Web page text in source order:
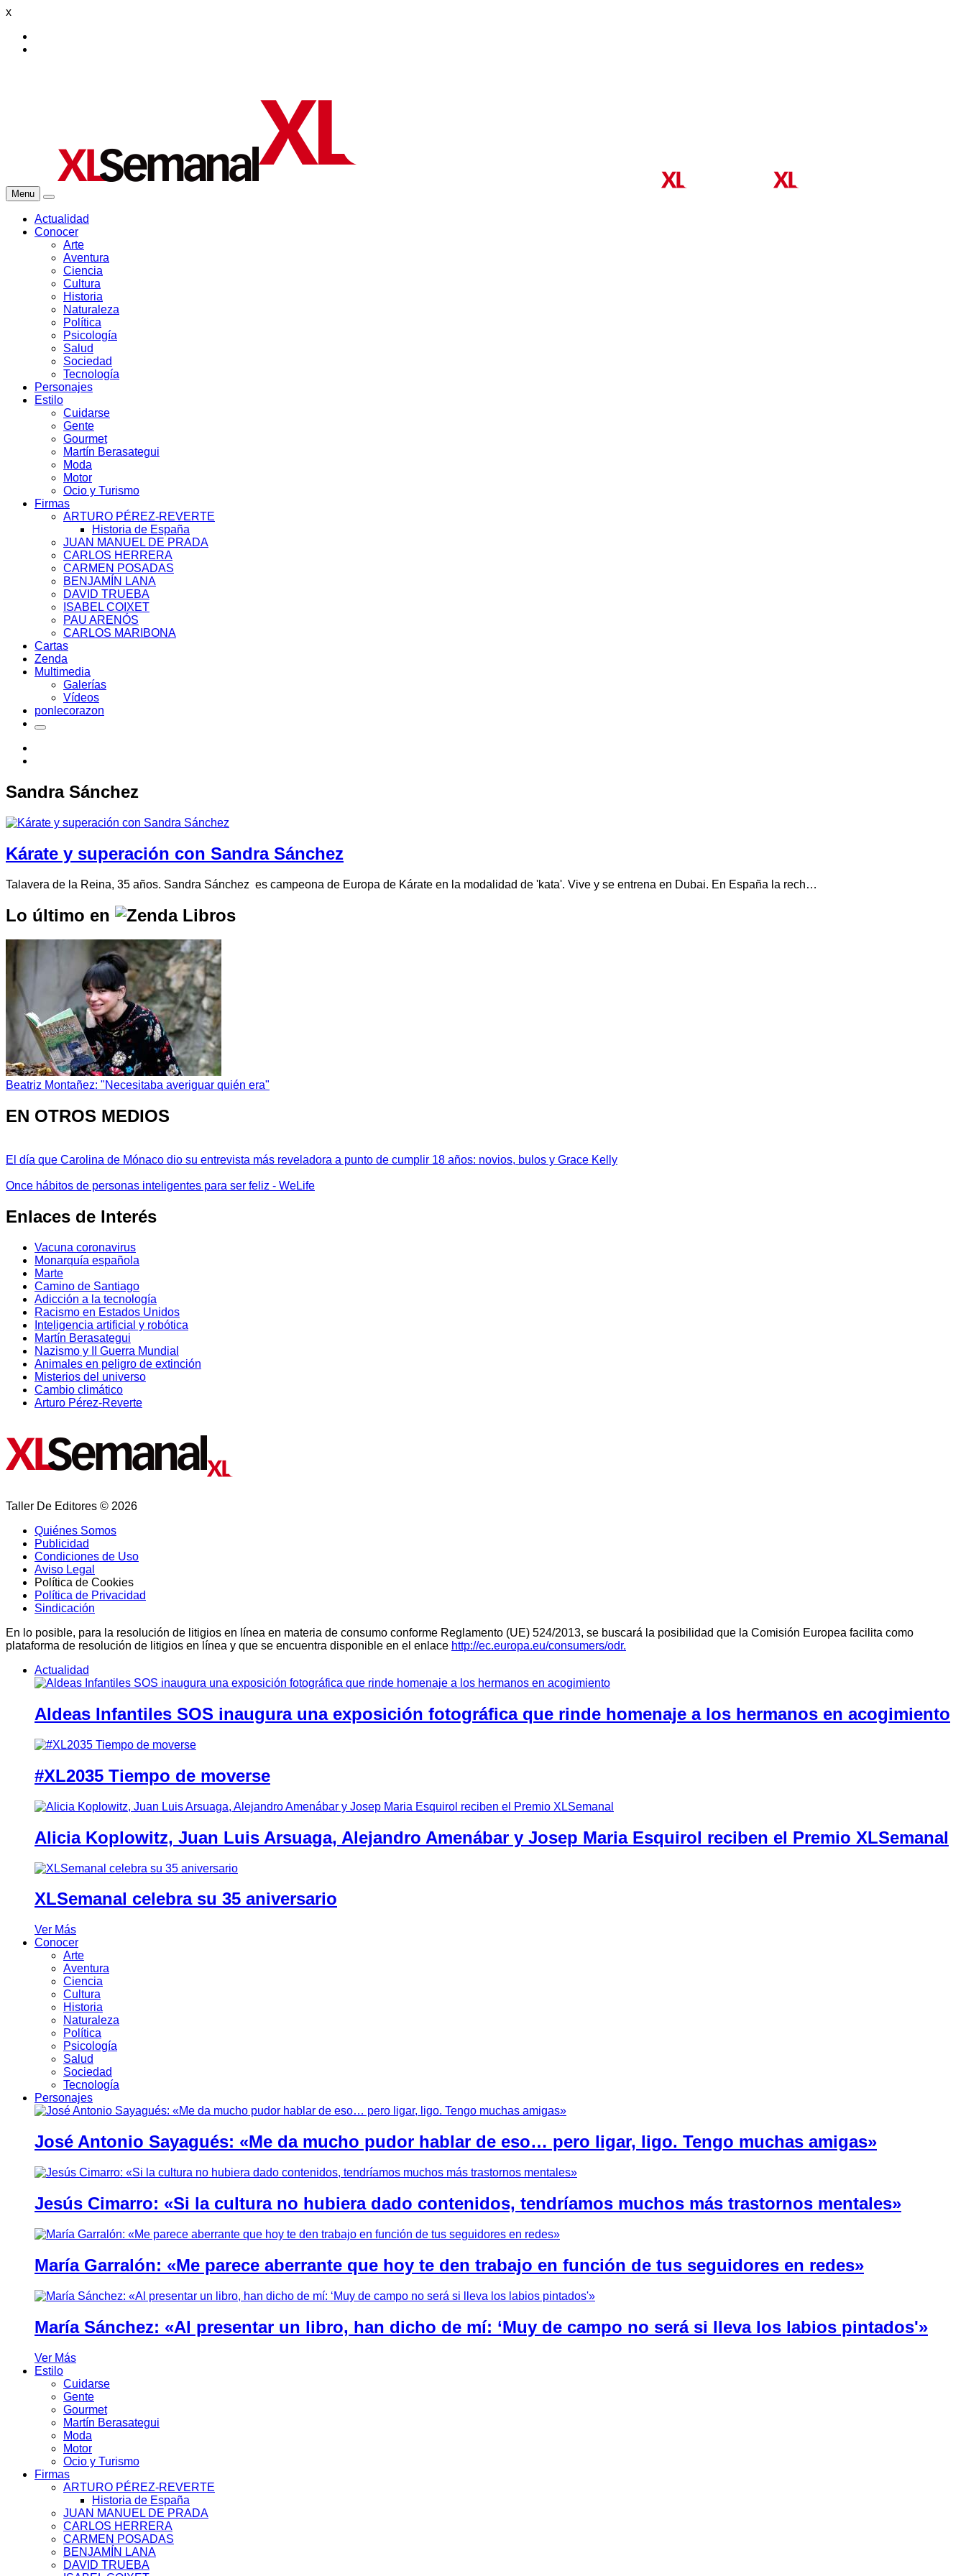
x
Menu
Actualidad
Conocer
Arte
Aventura
Ciencia
Cultura
Historia
Naturaleza
Política
Psicología
Salud
Sociedad
Tecnología
Personajes
Estilo
Cuidarse
Gente
Gourmet
Martín Berasategui
Moda
Motor
Ocio y Turismo
Firmas
ARTURO PÉREZ-REVERTE
Historia de España
JUAN MANUEL DE PRADA
CARLOS HERRERA
CARMEN POSADAS
BENJAMÍN LANA
DAVID TRUEBA
ISABEL COIXET
PAU ARENÓS
CARLOS MARIBONA
Cartas
Zenda
Multimedia
Galerías
Vídeos
ponlecorazon
Sandra Sánchez
Kárate y superación con Sandra Sánchez
Talavera de la Reina, 35 años. Sandra Sánchez es campeona de Europa de Kárate en la modalidad de 'kata'. Vive y se entrena en Dubai. En España la rech…
Lo último en
Beatriz Montañez: "Necesitaba averiguar quién era"
EN OTROS MEDIOS
El día que Carolina de Mónaco dio su entrevista más reveladora a punto de cumplir 18 años: novios, bulos y Grace Kelly
Once hábitos de personas inteligentes para ser feliz - WeLife
Enlaces de Interés
Vacuna coronavirus
Monarquía española
Marte
Camino de Santiago
Adicción a la tecnología
Racismo en Estados Unidos
Inteligencia artificial y robótica
Martín Berasategui
Nazismo y II Guerra Mundial
Animales en peligro de extinción
Misterios del universo
Cambio climático
Arturo Pérez-Reverte
Taller De Editores © 2026
Quiénes Somos
Publicidad
Condiciones de Uso
Aviso Legal
Política de Cookies
Política de Privacidad
Sindicación
En lo posible, para la resolución de litigios en línea en materia de consumo conforme Reglamento (UE) 524/2013, se buscará la posibilidad que la Comisión Europea facilita como
plataforma de resolución de litigios en línea y que se encuentra disponible en el enlace http://ec.europa.eu/consumers/odr.
Actualidad
Aldeas Infantiles SOS inaugura una exposición fotográfica que rinde homenaje a los hermanos en acogimiento
#XL2035 Tiempo de moverse
Alicia Koplowitz, Juan Luis Arsuaga, Alejandro Amenábar y Josep Maria Esquirol reciben el Premio XLSemanal
XLSemanal celebra su 35 aniversario
Ver Más
Conocer
Arte
Aventura
Ciencia
Cultura
Historia
Naturaleza
Política
Psicología
Salud
Sociedad
Tecnología
Personajes
José Antonio Sayagués: «Me da mucho pudor hablar de eso… pero ligar, ligo. Tengo muchas amigas»
Jesús Cimarro: «Si la cultura no hubiera dado contenidos, tendríamos muchos más trastornos mentales»
María Garralón: «Me parece aberrante que hoy te den trabajo en función de tus seguidores en redes»
María Sánchez: «Al presentar un libro, han dicho de mí: ‘Muy de campo no será si lleva los labios pintados'»
Ver Más
Estilo
Cuidarse
Gente
Gourmet
Martín Berasategui
Moda
Motor
Ocio y Turismo
Firmas
ARTURO PÉREZ-REVERTE
Historia de España
JUAN MANUEL DE PRADA
CARLOS HERRERA
CARMEN POSADAS
BENJAMÍN LANA
DAVID TRUEBA